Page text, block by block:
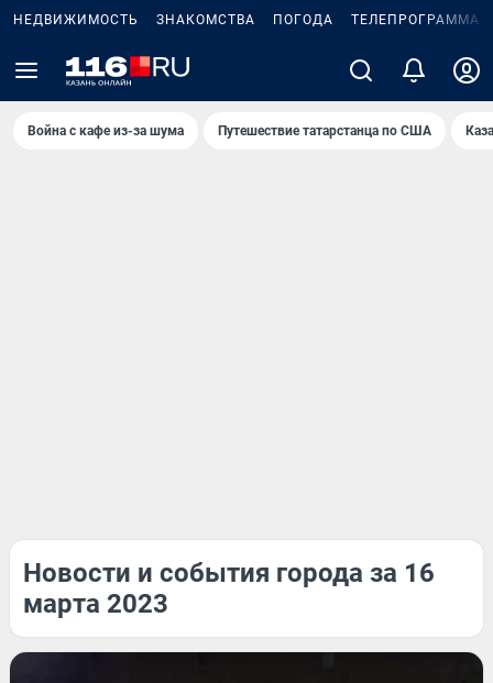
НЕДВИЖИМОСТЬ ЗНАКОМСТВА ПОГОДА ТЕЛЕПРОГРАММА
Война с кафе из-за шума Путешествие татарстанца по США
Новости и события города за 16
марта 2023